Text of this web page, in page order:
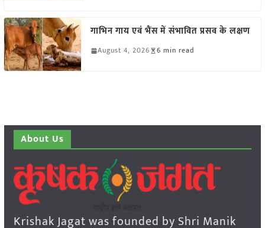
गाभिन गाय एवं भैंस में संभावित प्रसव के लक्षण
August 4, 2026 6 min read
About Us
Krishak Jagat was founded by Shri Manik